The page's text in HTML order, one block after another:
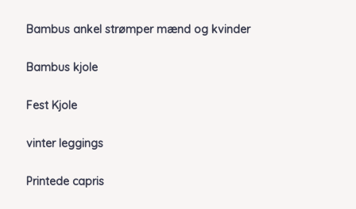
Bambus ankel strømper mænd og kvinder
Bambus kjole
Fest Kjole
vinter leggings
Printede capris